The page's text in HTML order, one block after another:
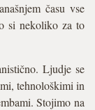
času vse
si nekoliko za to
Ljudje se
tehnološkimi in
Stojimo na